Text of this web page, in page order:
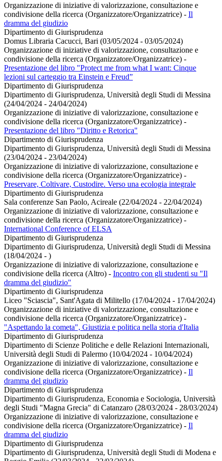
Organizzazione di iniziative di valorizzazione, consultazione e
condivisione della ricerca (Organizzatore/Organizzatrice) - Il
dramma del giudizio
Dipartimento di Giurisprudenza
Domus Libraria Cacucci, Bari (03/05/2024 - 03/05/2024)
Organizzazione di iniziative di valorizzazione, consultazione e
condivisione della ricerca (Organizzatore/Organizzatrice) -
Presentazione del libro "Protect me from what I want: Cinque
lezioni sul carteggio tra Einstein e Freud”
Dipartimento di Giurisprudenza
Dipartimento di Giurisprudenza, Università degli Studi di Messina
(24/04/2024 - 24/04/2024)
Organizzazione di iniziative di valorizzazione, consultazione e
condivisione della ricerca (Organizzatore/Organizzatrice) -
Presentazione del libro "Diritto e Retorica"
Dipartimento di Giurisprudenza
Dipartimento di Giurisprudenza, Università degli Studi di Messina
(23/04/2024 - 23/04/2024)
Organizzazione di iniziative di valorizzazione, consultazione e
condivisione della ricerca (Organizzatore/Organizzatrice) -
Preservare, Coltivare, Custodire. Verso una ecologia integrale
Dipartimento di Giurisprudenza
Sala conferenze San Paolo, Acireale (22/04/2024 - 22/04/2024)
Organizzazione di iniziative di valorizzazione, consultazione e
condivisione della ricerca (Organizzatore/Organizzatrice) -
International Conference of ELSA
Dipartimento di Giurisprudenza
Dipartimento di Giurisprudenza, Università degli Studi di Messina
(18/04/2024 - )
Organizzazione di iniziative di valorizzazione, consultazione e
condivisione della ricerca (Altro) - Incontro con gli studenti su "Il
dramma del giudizio"
Dipartimento di Giurisprudenza
Liceo "Sciascia", Sant'Agata di Militello (17/04/2024 - 17/04/2024)
Organizzazione di iniziative di valorizzazione, consultazione e
condivisione della ricerca (Organizzatore/Organizzatrice) -
"Aspettando la cometa", Giustizia e politica nella storia d'Italia
Dipartimento di Giurisprudenza
Dipartimento di Scienze Politiche e delle Relazioni Internazionali,
Università degli Studi di Palermo (10/04/2024 - 10/04/2024)
Organizzazione di iniziative di valorizzazione, consultazione e
condivisione della ricerca (Organizzatore/Organizzatrice) - Il
dramma del giudizio
Dipartimento di Giurisprudenza
Dipartimento di Giurisprudenza, Economia e Sociologia, Università
degli Studi "Magna Grecia" di Catanzaro (28/03/2024 - 28/03/2024)
Organizzazione di iniziative di valorizzazione, consultazione e
condivisione della ricerca (Organizzatore/Organizzatrice) - Il
dramma del giudizio
Dipartimento di Giurisprudenza
Dipartimento di Giurisprudenza, Università degli Studi di Modena e